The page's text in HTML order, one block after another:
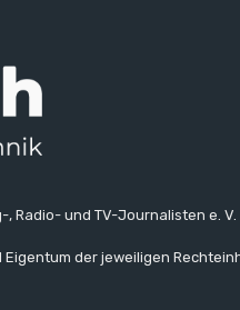
Radio- und TV-Journalisten e. V.
der jeweiligen